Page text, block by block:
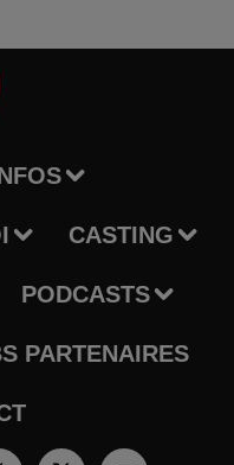
CASTING
PODCASTS
PARTENAIRES